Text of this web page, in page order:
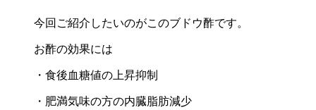
今回ご紹介したいのがこのブドウ酢です。
お酢の効果には
・食後血糖値の上昇抑制
・肥満気味の方の内臓脂肪減少